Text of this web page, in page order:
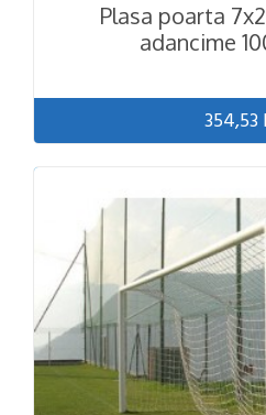
Plasa poarta
adancime
354,53